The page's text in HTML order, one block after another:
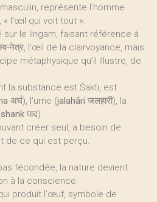
représente l’homme
« l’œil qui voit tout ».
le lingam, faisant référence à
नेत्र, l’œil de la clairvoyance, mais
métaphysique qu’il illustre, de
la substance est Śakti, est
अर्घ), l’urne (jalahāri जलहारी), la
shank पाद).
créer seul, a besoin de
de ce qui est perçu.
fécondée, la nature devient
à la conscience.
produit l’œuf, symbole de